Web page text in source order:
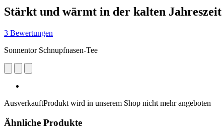
Stärkt und wärmt in der kalten Jahreszeit
3 Bewertungen
Sonnentor Schnupfnasen-Tee
AusverkauftProdukt wird in unserem Shop nicht mehr angeboten
Ähnliche Produkte